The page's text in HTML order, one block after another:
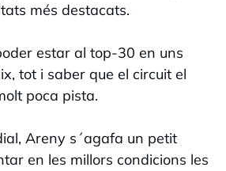
més destacats.
estar al top-30 en uns
tot i saber que el circuit el
poca pista.
Areny s´agafa un petit
en les millors condicions les